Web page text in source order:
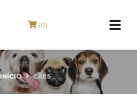
(0)
INÍCIO CÃES